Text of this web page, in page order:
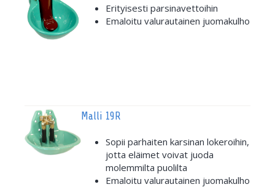
Erityisesti parsinavettoihin
Emaloitu valurautainen juomakulho
Malli 19R
Sopii parhaiten karsinan lokeroihin,
jotta eläimet voivat juoda
molemmilta puolilta
Emaloitu valurautainen juomakulho